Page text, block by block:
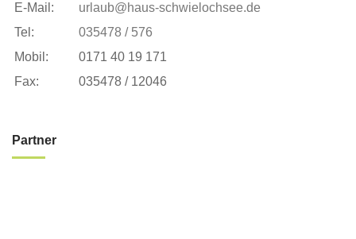
E-Mail:
urlaub@haus-schwielochsee.de
Tel:
035478 / 576
Mobil:
0171 40 19 171
Fax:
035478 / 12046
Partner